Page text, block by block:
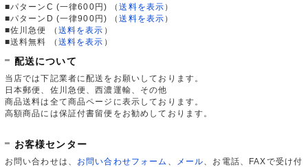
■パターンC (一律600円)
（送料を表示 ）
■パターンD (一律900円)
（送料を表示 ）
■佐川急便
（ 送料を表示 ）
■送料無料
（ 送料を表示 ）
配送について
当店では下記業者に配送をお願いしております。
日本郵便、佐川急便、西濃運輸、その他
商品送料は全て商品ページに表示しております。
高額商品には保証付書留便をお勧めしております。
お客様センター
お問い合わせは、 お問い合わせフォーム メール 、お電話、FAXで受け付